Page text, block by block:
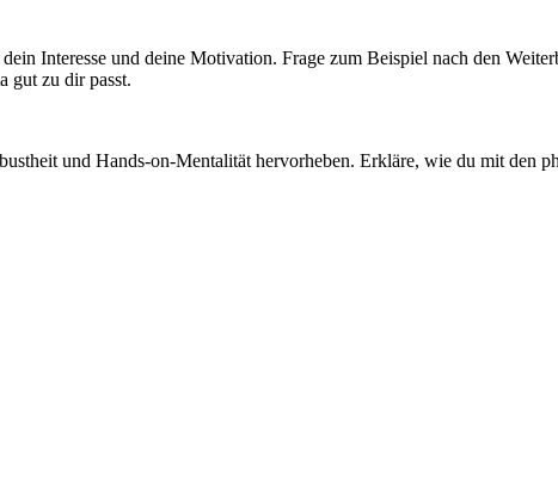
Interesse und deine Motivation. Frage zum Beispiel nach den
gut zu dir passt.
und Hands-on-Mentalität hervorheben. Erkläre, wie du mit den